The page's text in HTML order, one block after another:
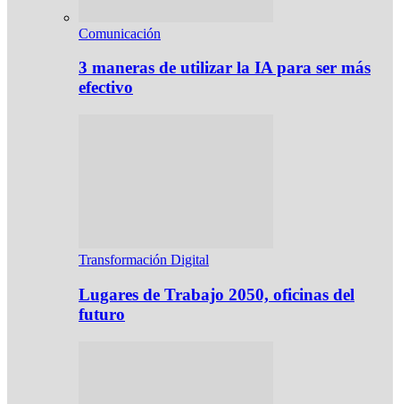
Comunicación
3 maneras de utilizar la IA para ser más
efectivo
Transformación Digital
Lugares de Trabajo 2050, oficinas del
futuro